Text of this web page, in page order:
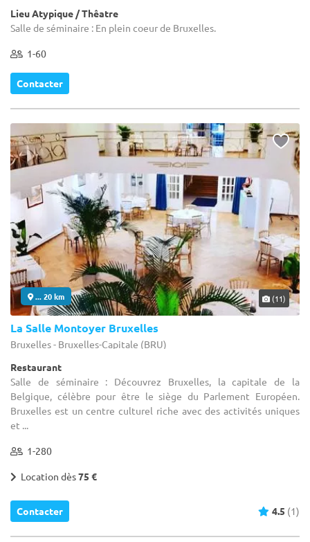
Lieu Atypique / Thêatre
Salle de séminaire : En plein coeur de Bruxelles.
1-60
Contacter
... 20 km (11)
La Salle Montoyer Bruxelles
Bruxelles - Bruxelles-Capitale (BRU)
Restaurant
Salle de séminaire : Découvrez Bruxelles, la capitale de la
Belgique, célèbre pour être le siège du Parlement Européen.
Bruxelles est un centre culturel riche avec des activités uniques
et ...
1-280
Location dès75 €
Contacter 4.5 (1)